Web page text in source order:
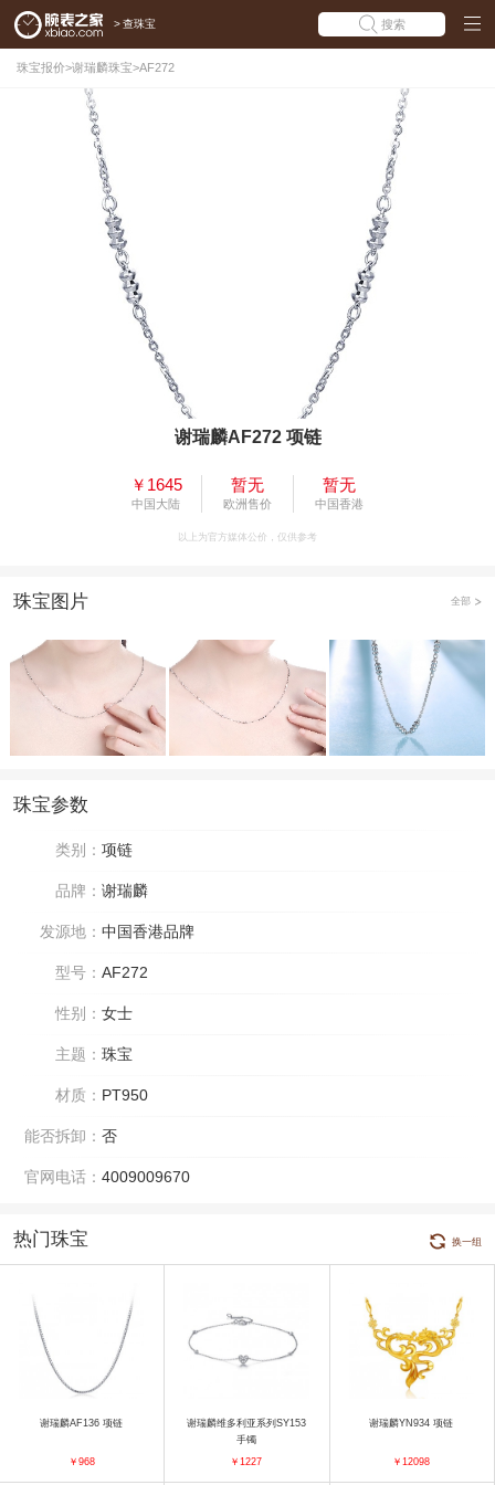
> 查珠宝 搜索
珠宝报价>谢瑞麟珠宝>AF272
谢瑞麟AF272 项链
￥1645
中国大陆
暂无
欧洲售价
暂无
中国香港
以上为官方媒体公价，仅供参考
珠宝图片 全部
珠宝参数
类别： 项链
品牌： 谢瑞麟
发源地： 中国香港品牌
型号： AF272
性别： 女士
主题： 珠宝
材质： PT950
能否拆卸： 否
官网电话： 4009009670
热门珠宝 换一组
谢瑞麟AF136 项链
￥968
谢瑞麟维多利亚系列SY153
手镯
￥1227
谢瑞麟YN934 项链
￥12098